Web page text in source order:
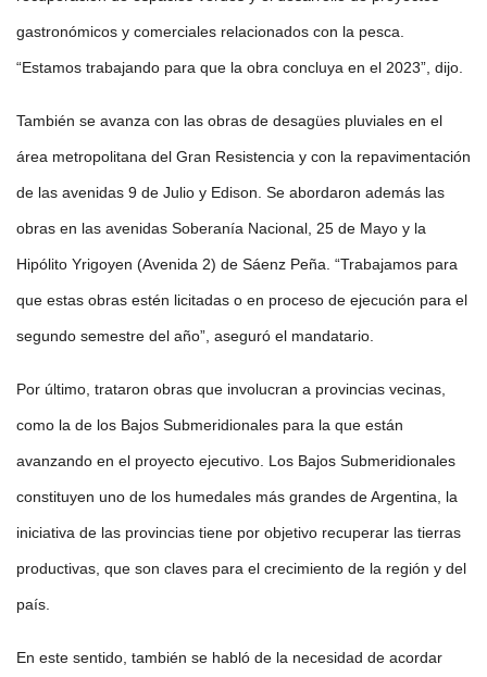
gastronómicos y comerciales relacionados con la pesca.
“Estamos trabajando para que la obra concluya en el 2023”, dijo.
También se avanza con las obras de desagües pluviales en el
área metropolitana del Gran Resistencia y con la repavimentación
de las avenidas 9 de Julio y Edison. Se abordaron además las
obras en las avenidas Soberanía Nacional, 25 de Mayo y la
Hipólito Yrigoyen (Avenida 2) de Sáenz Peña. “Trabajamos para
que estas obras estén licitadas o en proceso de ejecución para el
segundo semestre del año”, aseguró el mandatario.
Por último, trataron obras que involucran a provincias vecinas,
como la de los Bajos Submeridionales para la que están
avanzando en el proyecto ejecutivo. Los Bajos Submeridionales
constituyen uno de los humedales más grandes de Argentina, la
iniciativa de las provincias tiene por objetivo recuperar las tierras
productivas, que son claves para el crecimiento de la región y del
país.
En este sentido, también se habló de la necesidad de acordar